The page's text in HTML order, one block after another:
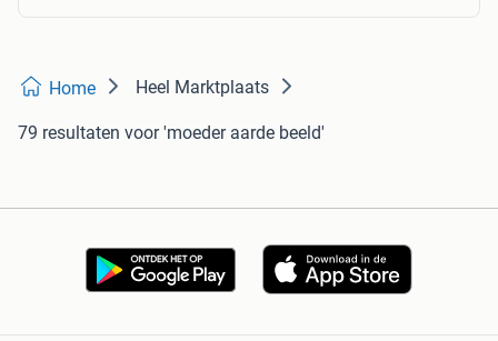
Home Heel Marktplaats
79 resultaten voor 'moeder aarde beeld'